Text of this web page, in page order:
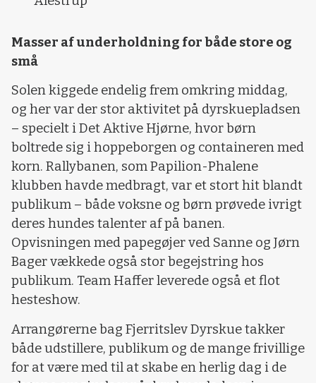
Masser af underholdning for både store og
små
Solen kiggede endelig frem omkring middag,
og her var der stor aktivitet på dyrskuepladsen
– specielt i Det Aktive Hjørne, hvor børn
boltrede sig i hoppeborgen og containeren med
korn. Rallybanen, som Papilion-Phalene
klubben havde medbragt, var et stort hit blandt
publikum – både voksne og børn prøvede ivrigt
deres hundes talenter af på banen.
Opvisningen med papegøjer ved Sanne og Jørn
Bager vækkede også stor begejstring hos
publikum. Team Haffer leverede også et flot
hesteshow.
Arrangørerne bag Fjerritslev Dyrskue takker
både udstillere, publikum og de mange frivillige
for at være med til at skabe en herlig dag i de